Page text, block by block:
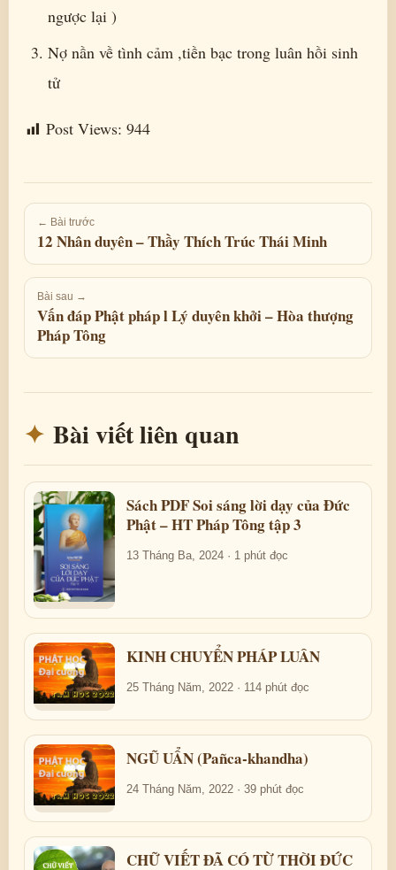
ngược lại )
Nợ nần về tình cảm ,tiền bạc trong luân hồi sinh
tử
Post Views: 944
← Bài trước
12 Nhân duyên – Thầy Thích Trúc Thái Minh
Bài sau →
Vấn đáp Phật pháp l Lý duyên khởi – Hòa thượng
Pháp Tông
Bài viết liên quan
Sách PDF Soi sáng lời dạy của Đức
Phật – HT Pháp Tông tập 3
13 Tháng Ba, 2024 · 1 phút đọc
KINH CHUYỂN PHÁP LUÂN
25 Tháng Năm, 2022 · 114 phút đọc
NGŨ UẨN (Pañca-khandha)
24 Tháng Năm, 2022 · 39 phút đọc
CHỮ VIẾT ĐÃ CÓ TỪ THỜI ĐỨC